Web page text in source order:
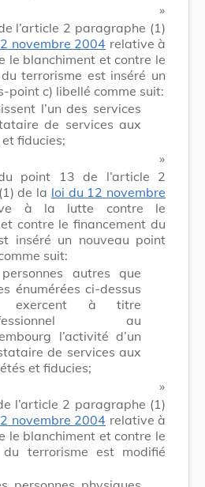
​ »
l’article 2 paragraphe (1)
novembre 2004 relative à
le blanchiment et contre le
terrorisme est inséré un
point c) libellé comme suit:
l’un des services
de services aux
fiducies;
​ »
point 13 de l’article 2
de la loi du 12 novembre
à la lutte contre le
contre le financement du
inséré un nouveau point
suit:
autres que
énumérées ci-dessus
exercent à titre
au
l’activité d’un
de services aux
et fiducies;
​ »
l’article 2 paragraphe (1)
novembre 2004 relative à
le blanchiment et contre le
du terrorisme est modifié